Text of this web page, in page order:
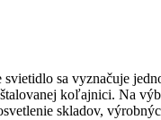
sa vyznačuje
koľajnici. Na
skladov,